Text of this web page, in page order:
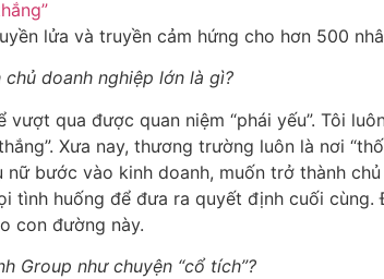
lửa và truyền cảm hứng cho hơn 500
doanh nghiệp lớn là gì?
qua được quan niệm “phái yếu”. Tôi
Xưa nay, thương trường luôn là nơi
bước vào kinh doanh, muốn trở thành
tình huống để đưa ra quyết định cuối
con đường này.
Group như chuyện “cổ tích”?